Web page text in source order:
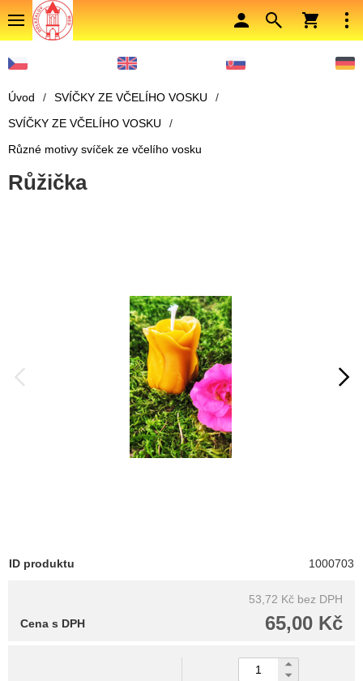
Úvod / SVÍČKY ZE VČELÍHO VOSKU
/
SVÍČKY ZE VČELÍHO VOSKU
/
Různé motivy svíček ze včelího vosku
Růžička
ID produktu 1000703
53,72 Kč bez DPH
65,00 Kč
Cena s DPH